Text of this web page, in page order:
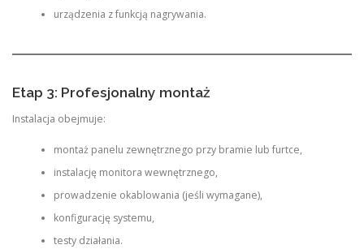
urządzenia z funkcją nagrywania.
Etap 3: Profesjonalny montaż
Instalacja obejmuje:
montaż panelu zewnętrznego przy bramie lub furtce,
instalację monitora wewnętrznego,
prowadzenie okablowania (jeśli wymagane),
konfigurację systemu,
testy działania.